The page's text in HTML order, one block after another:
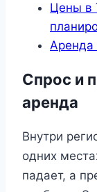
Цены в
Аренда
Спрос и
аренда
Внутри
одних
падает, а